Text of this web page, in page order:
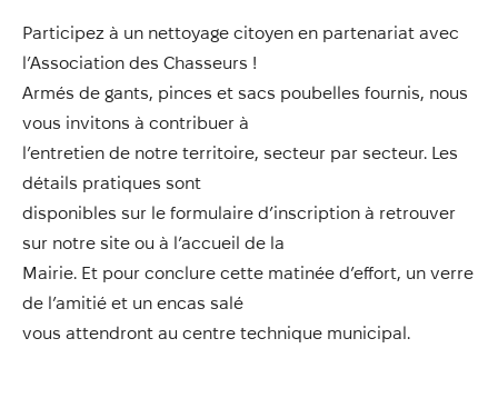
Participez à un nettoyage citoyen en partenariat avec
l’Association des Chasseurs !
Armés de gants, pinces et sacs poubelles fournis, nous
vous invitons à contribuer à
l’entretien de notre territoire, secteur par secteur. Les
détails pratiques sont
disponibles sur le formulaire d’inscription à retrouver
sur notre site ou à l’accueil de la
Mairie. Et pour conclure cette matinée d’effort, un verre
de l’amitié et un encas salé
vous attendront au centre technique municipal.
Publications
Annuaire
Évènements